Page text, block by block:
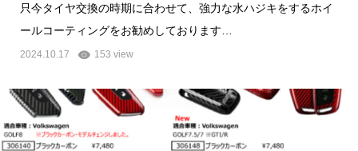
只今タイヤ交換の時期に合わせて、強力な水ハジキをするホイ
ールコーティングをお勧めしております…
2024.10.17 153 view